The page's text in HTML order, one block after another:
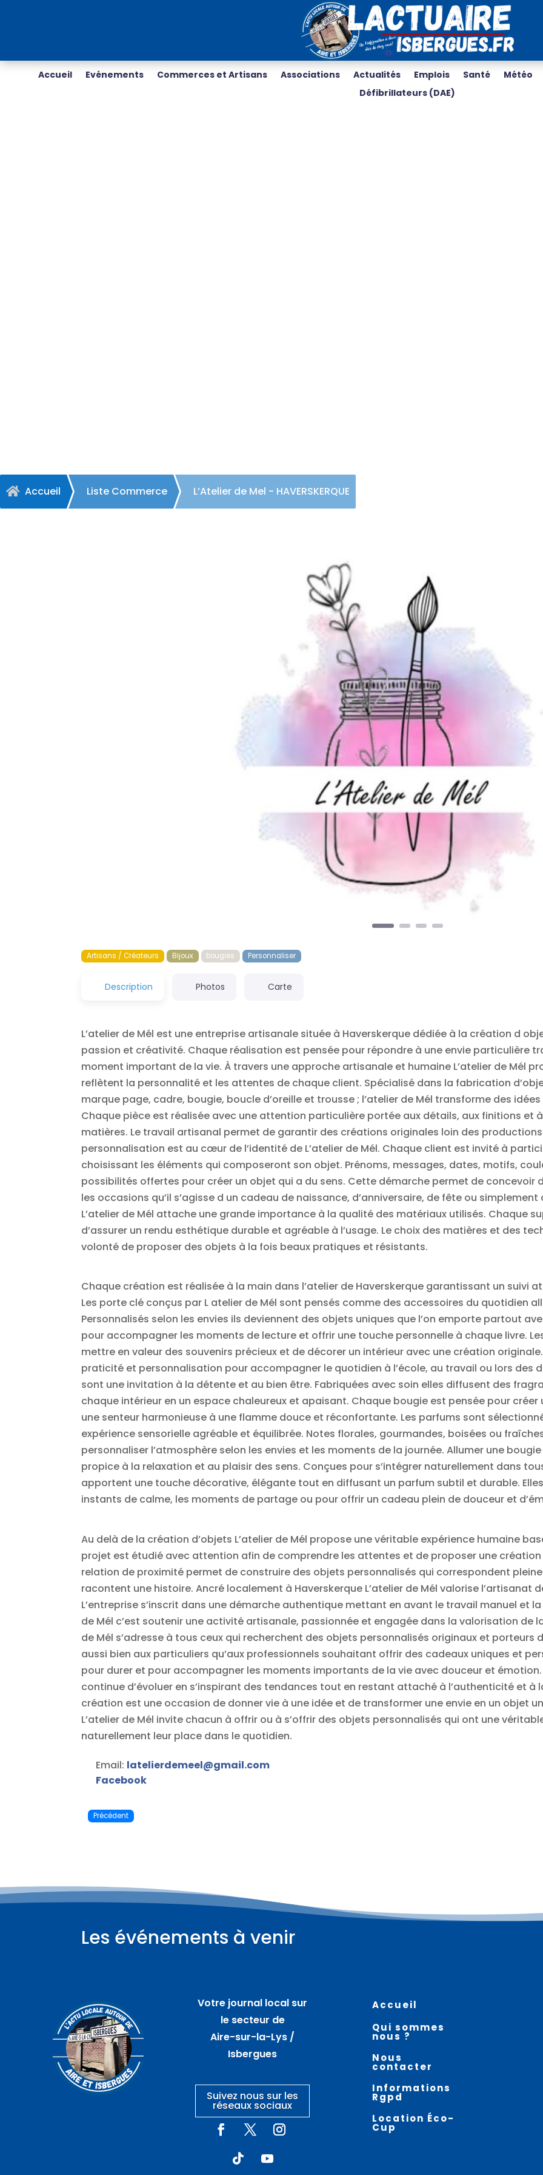
Accueil Evénements Commerces et Artisans Associations Actualités Emplois Santé Météo
Défibrillateurs (DAE)
 Accueil Liste Commerce L’Atelier de Mel - HAVERSKERQUE
Artisans / Créateurs Bijoux bougies Personnaliser
Description Photos Carte
L’atelier de Mél est une entreprise artisanale située à Haverskerque dédiée à la création d
passion et créativité. Chaque réalisation est pensée pour répondre à une envie particulière
moment important de la vie. À travers une approche artisanale et humaine L’atelier de Mél
reflètent la personnalité et les attentes de chaque client. Spécialisé dans la fabrication
marque page, cadre, bougie, boucle d’oreille et trousse ; l’atelier de Mél transforme des
Chaque pièce est réalisée avec une attention particulière portée aux détails, aux finitions et
matières. Le travail artisanal permet de garantir des créations originales loin des
personnalisation est au cœur de l’identité de L’atelier de Mél. Chaque client est invité à
choisissant les éléments qui composeront son objet. Prénoms, messages, dates, motifs,
possibilités offertes pour créer un objet qui a du sens. Cette démarche permet de concevoir
les occasions qu’il s’agisse d un cadeau de naissance, d’anniversaire, de fête ou
L’atelier de Mél attache une grande importance à la qualité des matériaux utilisés. Chaque
d’assurer un rendu esthétique durable et agréable à l’usage. Le choix des matières et des
volonté de proposer des objets à la fois beaux pratiques et résistants.
Chaque création est réalisée à la main dans l’atelier de Haverskerque garantissant un suivi
Les porte clé conçus par L atelier de Mél sont pensés comme des accessoires du quotidien
Personnalisés selon les envies ils deviennent des objets uniques que l’on emporte partout
pour accompagner les moments de lecture et offrir une touche personnelle à chaque livre.
mettre en valeur des souvenirs précieux et de décorer un intérieur avec une création
praticité et personnalisation pour accompagner le quotidien à l’école, au travail ou lors des
sont une invitation à la détente et au bien être. Fabriquées avec soin elles diffusent des
chaque intérieur en un espace chaleureux et apaisant. Chaque bougie est pensée pour
une senteur harmonieuse à une flamme douce et réconfortante. Les parfums sont
expérience sensorielle agréable et équilibrée. Notes florales, gourmandes, boisées ou
personnaliser l’atmosphère selon les envies et les moments de la journée. Allumer une
propice à la relaxation et au plaisir des sens. Conçues pour s’intégrer naturellement dans
apportent une touche décorative, élégante tout en diffusant un parfum subtil et durable.
instants de calme, les moments de partage ou pour offrir un cadeau plein de douceur et
Au delà de la création d’objets L’atelier de Mél propose une véritable expérience humaine
projet est étudié avec attention afin de comprendre les attentes et de proposer une
relation de proximité permet de construire des objets personnalisés qui correspondent
racontent une histoire. Ancré localement à Haverskerque L’atelier de Mél valorise l’artisanat
L’entreprise s’inscrit dans une démarche authentique mettant en avant le travail manuel et
de Mél c’est soutenir une activité artisanale, passionnée et engagée dans la valorisation de
de Mél s’adresse à tous ceux qui recherchent des objets personnalisés originaux et porteurs
aussi bien aux particuliers qu’aux professionnels souhaitant offrir des cadeaux uniques et
pour durer et pour accompagner les moments importants de la vie avec douceur et émotion.
continue d’évoluer en s’inspirant des tendances tout en restant attaché à l’authenticité et
création est une occasion de donner vie à une idée et de transformer une envie en un objet
L’atelier de Mél invite chacun à offrir ou à s’offrir des objets personnalisés qui ont une
naturellement leur place dans le quotidien.
Email: latelierdemeel@gmail.com
Facebook
Précédent
Les événements à venir
Vide maison – HAM EN
ARTOIS
août
Moules frites à la
guinguette –
GUARBECQUE
Votre journal local sur
le secteur de
Aire-sur-la-Lys /
Isbergues
Suivez nous sur les
réseaux sociaux
Accueil
Qui sommes
nous ?
Nous
contacter
Informations
Rgpd
Location Éco-
Cup